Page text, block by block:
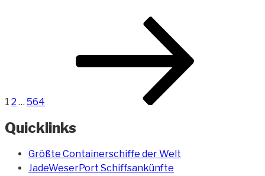
1 2 … 564
Quicklinks
Größte Containerschiffe der Welt
JadeWeserPort Schiffsankünfte